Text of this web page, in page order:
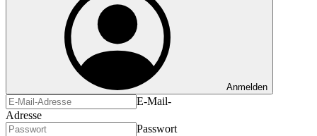
Anmelden
E-Mail-
Adresse
Passwort